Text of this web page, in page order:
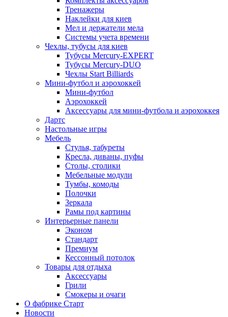
Тренажеры
Наклейки для киев
Мел и держатели мела
Системы учета времени
Чехлы, тубусы для киев
Тубусы Mercury-EXPERT
Тубусы Mercury-DUO
Чехлы Start Billiards
Мини-футбол и аэрохоккей
Мини-футбол
Аэрохоккей
Аксессуары для мини-футбола и аэрохоккея
Дартс
Настольные игры
Мебель
Стулья, табуреты
Кресла, диваны, пуфы
Столы, столики
Мебельные модули
Тумбы, комоды
Полочки
Зеркала
Рамы под картины
Интерьерные панели
Эконом
Стандарт
Премиум
Кессонный потолок
Товары для отдыха
Аксессуары
Грили
Смокеры и очаги
О фабрике Старт
Новости